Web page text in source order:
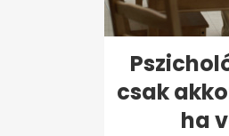
csak
ha